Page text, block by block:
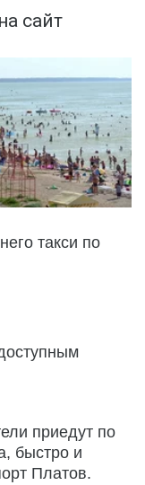
сайт
такси по
приедут по
быстро и
Платов.